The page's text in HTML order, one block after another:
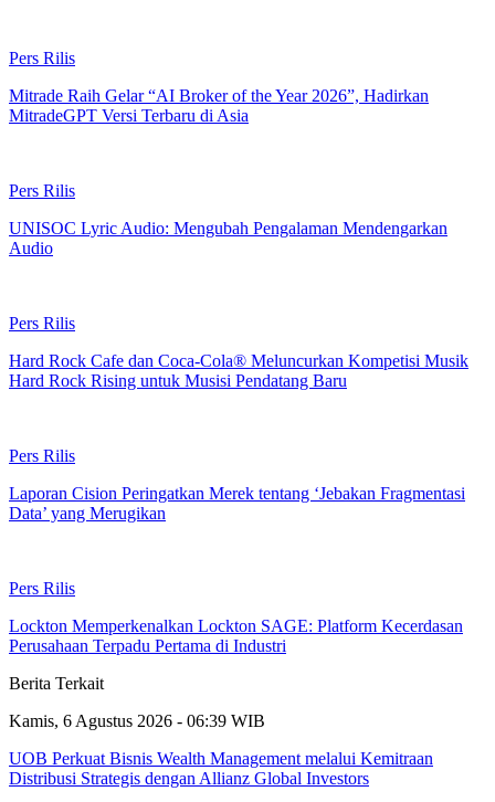
Pers Rilis
Mitrade Raih Gelar “AI Broker of the Year 2026”, Hadirkan
MitradeGPT Versi Terbaru di Asia
Pers Rilis
UNISOC Lyric Audio: Mengubah Pengalaman Mendengarkan
Audio
Pers Rilis
Hard Rock Cafe dan Coca-Cola® Meluncurkan Kompetisi Musik
Hard Rock Rising untuk Musisi Pendatang Baru
Pers Rilis
Laporan Cision Peringatkan Merek tentang ‘Jebakan Fragmentasi
Data’ yang Merugikan
Pers Rilis
Lockton Memperkenalkan Lockton SAGE: Platform Kecerdasan
Perusahaan Terpadu Pertama di Industri
Berita Terkait
Kamis, 6 Agustus 2026 - 06:39 WIB
UOB Perkuat Bisnis Wealth Management melalui Kemitraan
Distribusi Strategis dengan Allianz Global Investors